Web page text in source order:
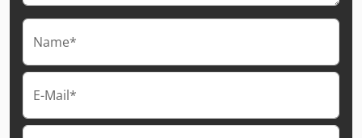
Name*
E-Mail*